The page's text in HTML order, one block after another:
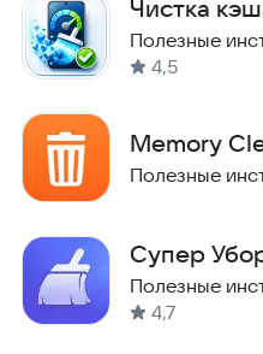
Чистка
Полезные
4,5
Memory
Полезные
Супер
Полезные
4,7